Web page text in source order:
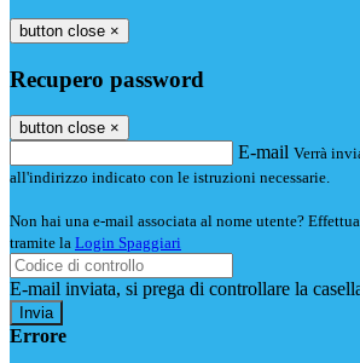
button close ×
Recupero password
button close ×
E-mail Verrà
all'indirizzo indicato con le istruzioni necessarie.
Non hai una e-mail associata al nome utente?
tramite la Login Spaggiari
E-mail inviata, si prega di controllare la
Errore